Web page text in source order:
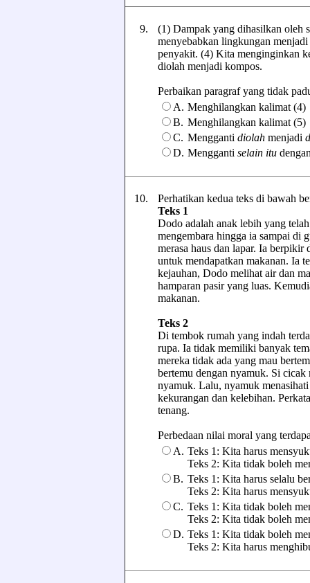
9.
(1) Dampak yang dihasilkan oleh
menyebabkan lingkungan
penyakit. (4) Kita menginginkan
diolah menjadi kompos.
Perbaikan paragraf yang tidak
A. Menghilangkan kalimat (4)
B. Menghilangkan kalimat (5)
C. Mengganti diolah menjadi
D. Mengganti selain itu
10.
Perhatikan kedua teks di bawah
Teks 1
Dodo adalah anak lebih yang
mengembara hingga ia sampai di
merasa haus dan lapar. Ia berpikir
untuk mendapatkan makanan. Ia
kejauhan, Dodo melihat air dan
hamparan pasir yang luas.
makanan.
Teks 2
Di tembok rumah yang indah
rupa. Ia tidak memiliki banyak
mereka tidak ada yang mau
bertemu dengan nyamuk. Si cicak
nyamuk. Lalu, nyamuk
kekurangan dan kelebihan.
tenang.
Perbedaan nilai moral yang
A. Teks 1: Kita harus
Teks 2: Kita tidak boleh
B. Teks 1: Kita harus selalu
Teks 2: Kita harus
C. Teks 1: Kita tidak boleh
Teks 2: Kita tidak boleh
D. Teks 1: Kita tidak boleh
Teks 2: Kita harus